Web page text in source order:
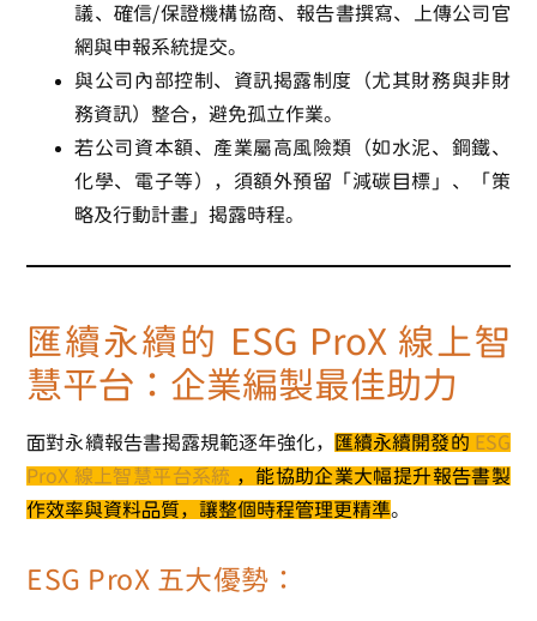
議、確信/保證機構協商、報告書撰寫、上傳公司官
網與申報系統提交。
與公司內部控制、資訊揭露制度（尤其財務與非財
務資訊）整合，避免孤立作業。
若公司資本額、產業屬高風險類（如水泥、鋼鐵、
化學、電子等），須額外預留「減碳目標」、「策
略及行動計畫」揭露時程。
匯續永續的 ESG ProX 線上智
慧平台：企業編製最佳助力
面對永續報告書揭露規範逐年強化， 匯續永續開發的 ESG
ProX 線上智慧平台系統 ，能協助企業大幅提升報告書製
作效率與資料品質，讓整個時程管理更精準。
ESG ProX 五大優勢：